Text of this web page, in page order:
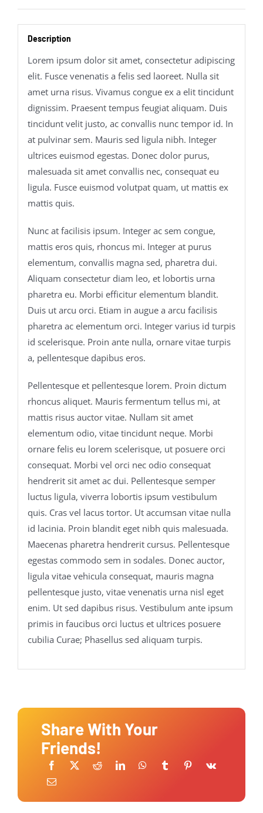
Description
Lorem ipsum dolor sit amet, consectetur adipiscing
elit. Fusce venenatis a felis sed laoreet. Nulla sit
amet urna risus. Vivamus congue ex a elit tincidunt
dignissim. Praesent tempus feugiat aliquam. Duis
tincidunt velit justo, ac convallis nunc tempor id. In
at pulvinar sem. Mauris sed ligula nibh. Integer
ultrices euismod egestas. Donec dolor purus,
malesuada sit amet convallis nec, consequat eu
ligula. Fusce euismod volutpat quam, ut mattis ex
mattis quis.
Nunc at facilisis ipsum. Integer ac sem congue,
mattis eros quis, rhoncus mi. Integer at purus
elementum, convallis magna sed, pharetra dui.
Aliquam consectetur diam leo, et lobortis urna
pharetra eu. Morbi efficitur elementum blandit.
Duis ut arcu orci. Etiam in augue a arcu facilisis
pharetra ac elementum orci. Integer varius id turpis
id scelerisque. Proin ante nulla, ornare vitae turpis
a, pellentesque dapibus eros.
Pellentesque et pellentesque lorem. Proin dictum
rhoncus aliquet. Mauris fermentum tellus mi, at
mattis risus auctor vitae. Nullam sit amet
elementum odio, vitae tincidunt neque. Morbi
ornare felis eu lorem scelerisque, ut posuere orci
consequat. Morbi vel orci nec odio consequat
hendrerit sit amet ac dui. Pellentesque semper
luctus ligula, viverra lobortis ipsum vestibulum
quis. Cras vel lacus tortor. Ut accumsan vitae nulla
id lacinia. Proin blandit eget nibh quis malesuada.
Maecenas pharetra hendrerit cursus. Pellentesque
egestas commodo sem in sodales. Donec auctor,
ligula vitae vehicula consequat, mauris magna
pellentesque justo, vitae venenatis urna nisl eget
enim. Ut sed dapibus risus. Vestibulum ante ipsum
primis in faucibus orci luctus et ultrices posuere
cubilia Curae; Phasellus sed aliquam turpis.
Share With Your
Friends!